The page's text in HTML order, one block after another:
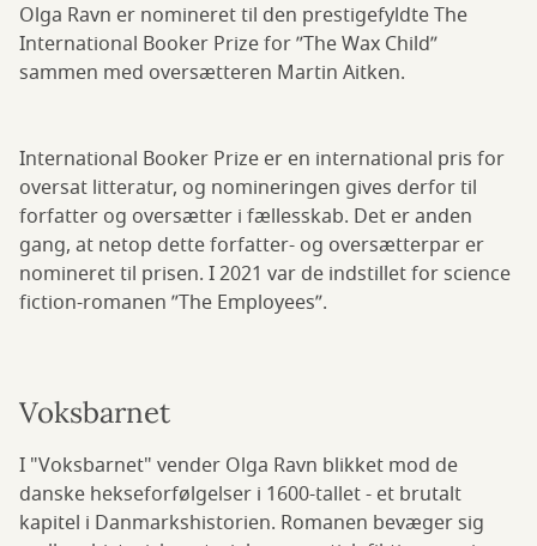
Olga Ravn er nomineret til den prestigefyldte The
International Booker Prize for ”The Wax Child”
sammen med oversætteren Martin Aitken.
International Booker Prize er en international pris for
oversat litteratur, og nomineringen gives derfor til
forfatter og oversætter i fællesskab. Det er anden
gang, at netop dette forfatter- og oversætterpar er
nomineret til prisen. I 2021 var de indstillet for science
fiction-romanen ”The Employees”.
Voksbarnet
I "Voksbarnet" vender Olga Ravn blikket mod de
danske hekseforfølgelser i 1600-tallet - et brutalt
kapitel i Danmarkshistorien. Romanen bevæger sig